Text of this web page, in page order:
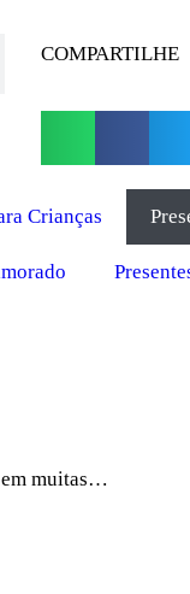
COMPARTILHE
Crianças
em muitas…